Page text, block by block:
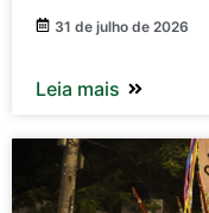
31 de julho de 2026
Leia mais